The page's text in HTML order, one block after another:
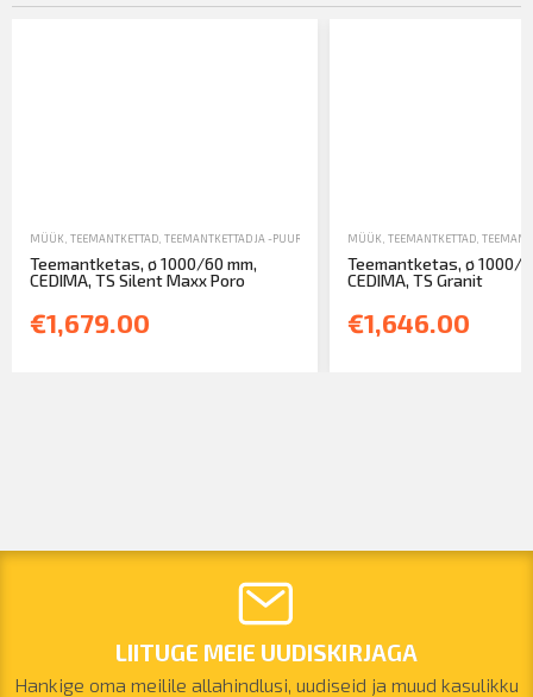
MÜÜK TEEMANTKETTAD TEEMANTKETTAD JA -PUURID
Teemantketas, ø 1000/60 mm,
CEDIMA, TS Silent Maxx Poro
€1,679.00
MÜÜK TEEMANTKETTAD,
Teemantketas, ø 1000/
CEDIMA, TS Granit
€1,646.00
LIITUGE MEIE UUDISKIRJAGA
Hankige oma meilile allahindlusi, uudiseid ja muud kasulikku